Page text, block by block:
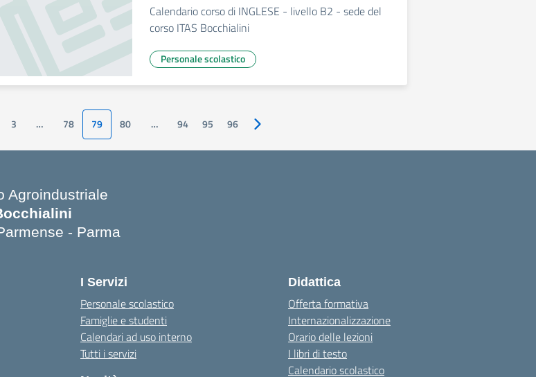
Calendario corso di INGLESE - livello B2 - sede del
corso ITAS Bocchialini
Personale scolastico
3 … 78 79 80 … 94 95 96 Pagina successiva
Agroindustriale
- Parma
I Servizi
Personale scolastico
Famiglie e studenti
Calendari ad uso interno
Tutti i servizi
Didattica
Offerta formativa
Internazionalizzazione
Orario delle lezioni
I libri di testo
Calendario scolastico